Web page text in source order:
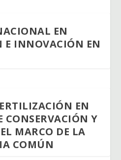
EN
E INNOVACIÓN EN
EN
CONSERVACIÓN Y
MARCO DE LA
COMÚN